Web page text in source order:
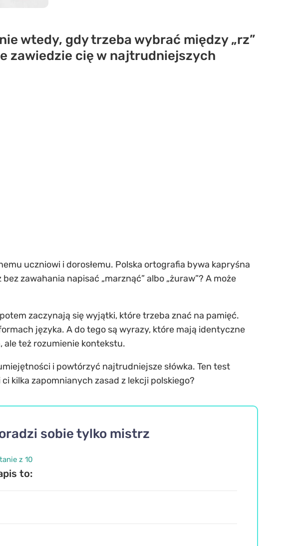
wtedy, gdy trzeba wybrać między „rz”
zawiedzie cię w najtrudniejszych
uczniowi i dorosłemu. Polska ortografia bywa kapryśna
zawahania napisać „marznąć” albo „żuraw”? A może
zaczynają się wyjątki, które trzeba znać na pamięć.
języka. A do tego są wyrazy, które mają identyczne
ale też rozumienie kontekstu.
i powtórzyć najtrudniejsze słówka. Ten test
kilka zapomnianych zasad z lekcji polskiego?
sobie tylko mistrz
z 10
to: